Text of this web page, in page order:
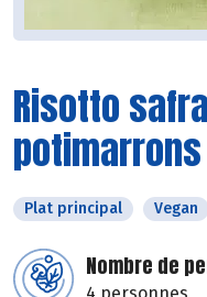
Risotto
Plat principal Vegan
Nombre de